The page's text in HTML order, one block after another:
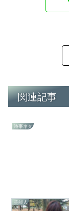
関連記事
時事ネタ
芸能人